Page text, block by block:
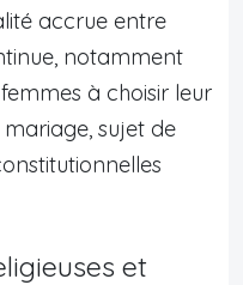
accrue entre
notamment
à choisir leur
sujet de
et